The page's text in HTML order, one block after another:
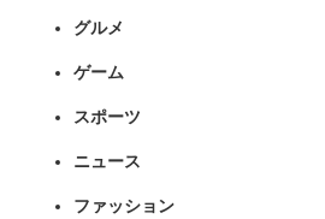
グルメ
ゲーム
スポーツ
ニュース
ファッション